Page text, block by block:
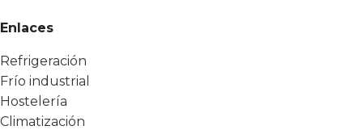
Enlaces
Refrigeración
Frío industrial
Hostelería
Climatización